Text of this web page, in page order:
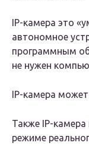
IP-камера это
автономное
программным
не нужен
IP-камера
Также IP-
режиме